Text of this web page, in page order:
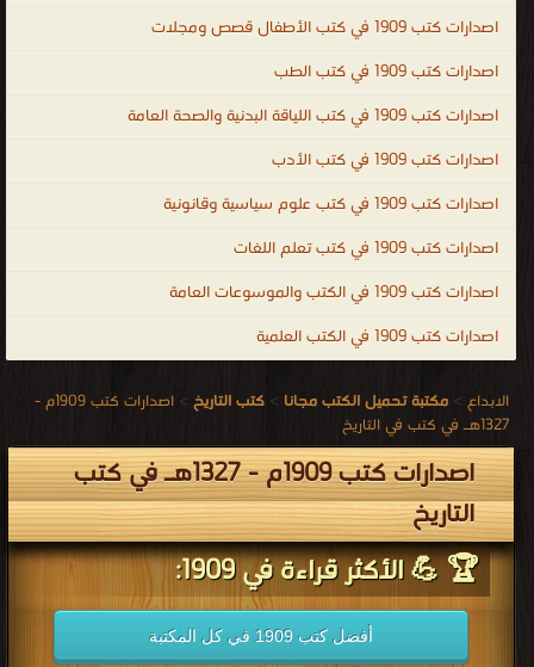
اصدارات كتب 1909 في كتب الأطفال قصص ومجلات
اصدارات كتب 1909 في كتب الطب
اصدارات كتب 1909 في كتب اللياقة البدنية والصحة العامة
اصدارات كتب 1909 في كتب الأدب
اصدارات كتب 1909 في كتب علوم سياسية وقانونية
اصدارات كتب 1909 في كتب تعلم اللغات
اصدارات كتب 1909 في الكتب والموسوعات العامة
اصدارات كتب 1909 في الكتب العلمية
الابداع > مكتبة تحميل الكتب مجانا > كتب التاريخ >
اصدارات كتب 1909م -
1327هـ في كتب في التاريخ
اصدارات كتب 1909م - 1327هـ في كتب
التاريخ
🏆 💪 الأكثر قراءة في 1909:
أفضل كتب 1909 في كل المكتبة